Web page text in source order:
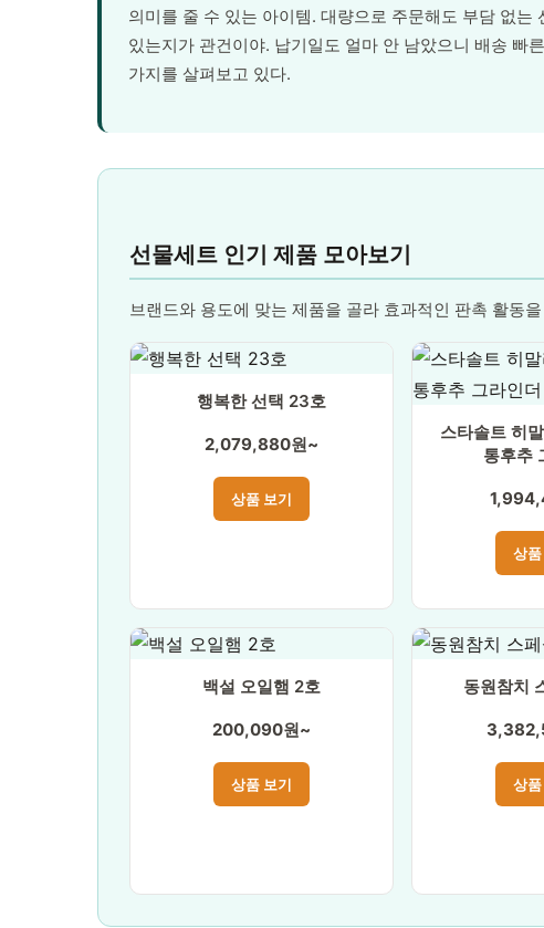
의미를 줄 수 있는 아이템. 대량으로 주문해도 부담 없
있는지가 관건이야. 납기일도 얼마 안 남았으니 배송 빠
가지를 살펴보고 있다.
선물세트 인기 제품 모아보기
브랜드와 용도에 맞는 제품을 골라 효과적인 판촉 활동
행복한 선택 23호
2,079,880원~
상품 보기
스타솔트 히
통후추
상
백설 오일햄 2호
200,090원~
상품 보기
동원참치
상